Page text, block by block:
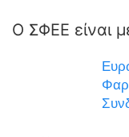
Ο ΣΦΕΕ είναι